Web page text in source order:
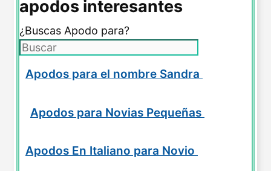
apodos interesantes
¿Buscas Apodo para?
Apodos para el nombre Sandra
Apodos para Novias Pequeñas
Apodos En Italiano para Novio